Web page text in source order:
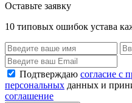
Оставьте заявку
10 типовых ошибок устава
Подтверждаю согласие с
персональных данных и
соглашение